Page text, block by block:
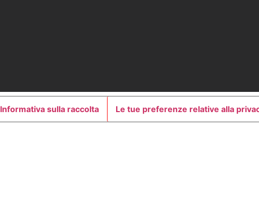
Informativa sulla raccolta Le tue preferenze relative alla